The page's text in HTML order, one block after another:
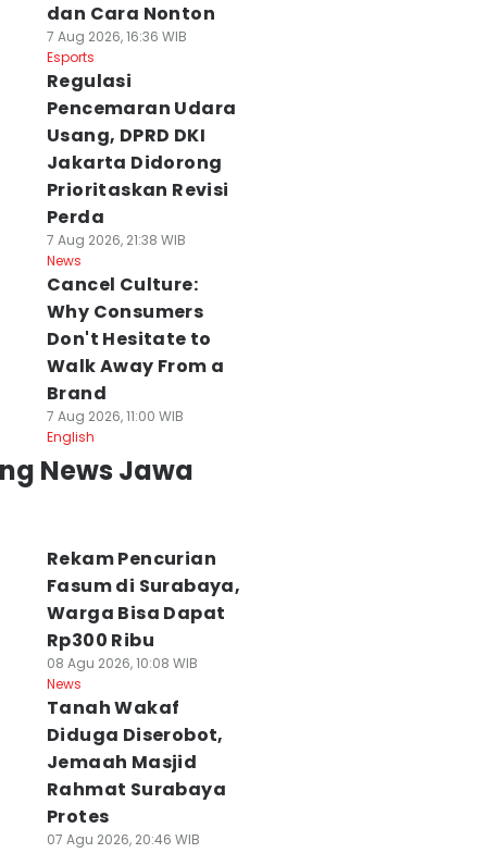
dan Cara Nonton
7 Aug 2026, 16:36 WIB
Esports
Regulasi
Pencemaran Udara
Usang, DPRD DKI
Jakarta Didorong
Prioritaskan Revisi
Perda
7 Aug 2026, 21:38 WIB
News
Cancel Culture:
Why Consumers
Don't Hesitate to
Walk Away From a
Brand
7 Aug 2026, 11:00 WIB
English
News Jawa
Rekam Pencurian
Fasum di Surabaya,
Warga Bisa Dapat
Rp300 Ribu
08 Agu 2026, 10:08 WIB
News
Tanah Wakaf
Diduga Diserobot,
Jemaah Masjid
Rahmat Surabaya
Protes
07 Agu 2026, 20:46 WIB